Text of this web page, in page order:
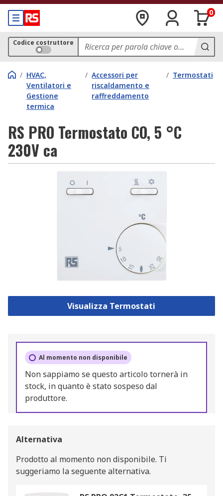
0
Codice costruttore
/ HVAC,
Ventilatori e
Gestione
termica
/ Accessori per
riscaldamento e
raffreddamento
/ Termostati
RS PRO Termostato CO, 5 °C
230V ca
Visualizza Termostati
Al momento non disponibile
Non sappiamo se questo articolo tornerà in
stock, in quanto è stato sospeso dal
produttore.
Alternativa
Prodotto al momento non disponibile. Ti
suggeriamo la seguente alternativa.